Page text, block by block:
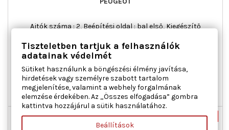
Ajtók száma : 2, Beépítési oldal : bal első, Kiegészítő
funkció : komfort funkcióval, Működési mód : elektromos,
Tömeg [kg] : 0,604
Ár18 325 Ft
Normál
ár
40 723 Ft
 Kosárba Bővebben
Raktáron
-55%
Tiszteletben tartjuk a felhasználók
adatainak védelmét
Sütiket használunk a böngészési élmény javítása,
hirdetések vagy személyre szabott tartalom
megjelenítése, valamint a webhely forgalmának
elemzése érdekében. Az „Összes elfogadása” gombra
kattintva hozzájárul a sütik használatához.
Beállítások